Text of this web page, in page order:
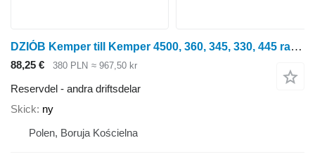
DZIÓB Kemper till Kemper 4500, 360, 345, 330, 445 radoberoende skärbord för majsskörd
88,25 € 380 PLN ≈ 967,50 kr
Reservdel - andra driftsdelar
Skick ny
Polen, Boruja Kościelna